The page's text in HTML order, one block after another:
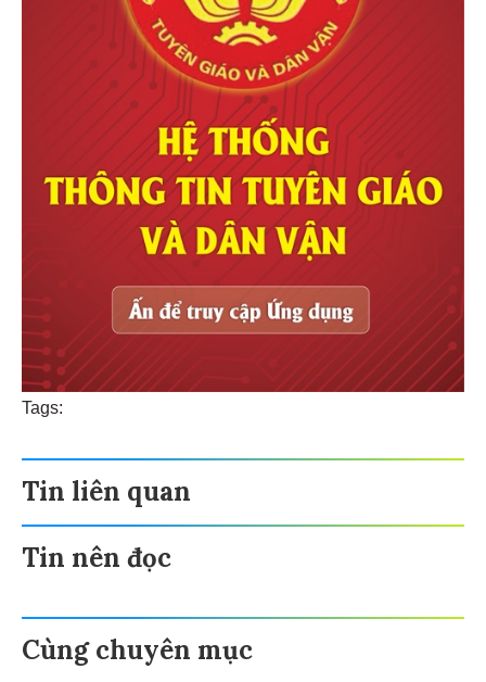
Tags:
Tin liên quan
Tin nên đọc
Cùng chuyên mục